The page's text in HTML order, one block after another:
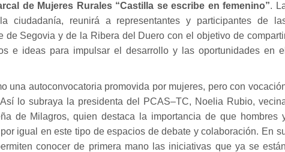
de Mujeres Rurales “Castilla se escribe en femenino”.
ciudadanía, reunirá a representantes y participantes de
de Segovia y de la Ribera del Duero con el objetivo de
e ideas para impulsar el desarrollo y las oportunidades en el
una autoconvocatoria promovida por mujeres, pero con
lo subraya la presidenta del PCAS–TC, Noelia Rubio,
de Milagros, quien destaca la importancia de que hombres
igual en este tipo de espacios de debate y colaboración. En
conocer de primera mano las iniciativas que ya se están